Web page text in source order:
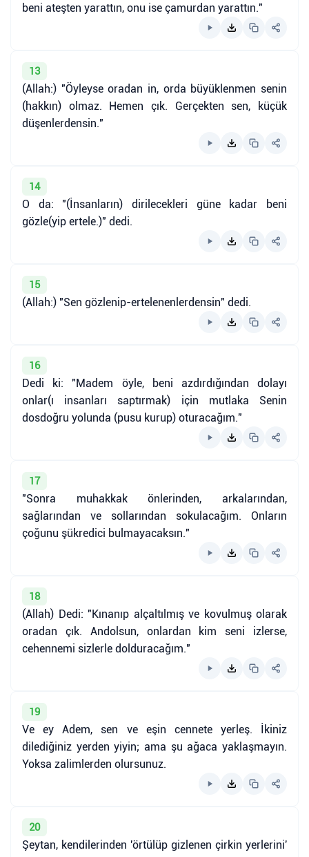
beni ateşten yarattın, onu ise çamurdan yarattın."
13
(Allah:) "Öyleyse oradan in, orda büyüklenmen senin
(hakkın) olmaz. Hemen çık. Gerçekten sen, küçük
düşenlerdensin."
14
O da: "(İnsanların) dirilecekleri güne kadar beni
gözle(yip ertele.)" dedi.
15
(Allah:) "Sen gözlenip-ertelenenlerdensin" dedi.
16
Dedi ki: "Madem öyle, beni azdırdığından dolayı
onlar(ı insanları saptırmak) için mutlaka Senin
dosdoğru yolunda (pusu kurup) oturacağım."
17
"Sonra muhakkak önlerinden, arkalarından,
sağlarından ve sollarından sokulacağım. Onların
çoğunu şükredici bulmayacaksın."
18
(Allah) Dedi: "Kınanıp alçaltılmış ve kovulmuş olarak
oradan çık. Andolsun, onlardan kim seni izlerse,
cehennemi sizlerle dolduracağım."
19
Ve ey Adem, sen ve eşin cennete yerleş. İkiniz
dilediğiniz yerden yiyin; ama şu ağaca yaklaşmayın.
Yoksa zalimlerden olursunuz.
20
Şeytan, kendilerinden 'örtülüp gizlenen çirkin yerlerini'